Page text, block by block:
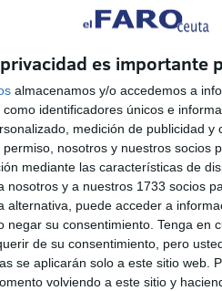
es importante
almacenamos y/o accedemos a
identificadores únicos e
medición de publicidad
permiso, nosotros y nuestros socios
mediante las características de
nosotros y a nuestros 1733 socios
alternativa, puede acceder a
negar su consentimiento. Tenga en
de su consentimiento, pero
se aplicarán solo a este sitio web.
volviendo a este sitio y